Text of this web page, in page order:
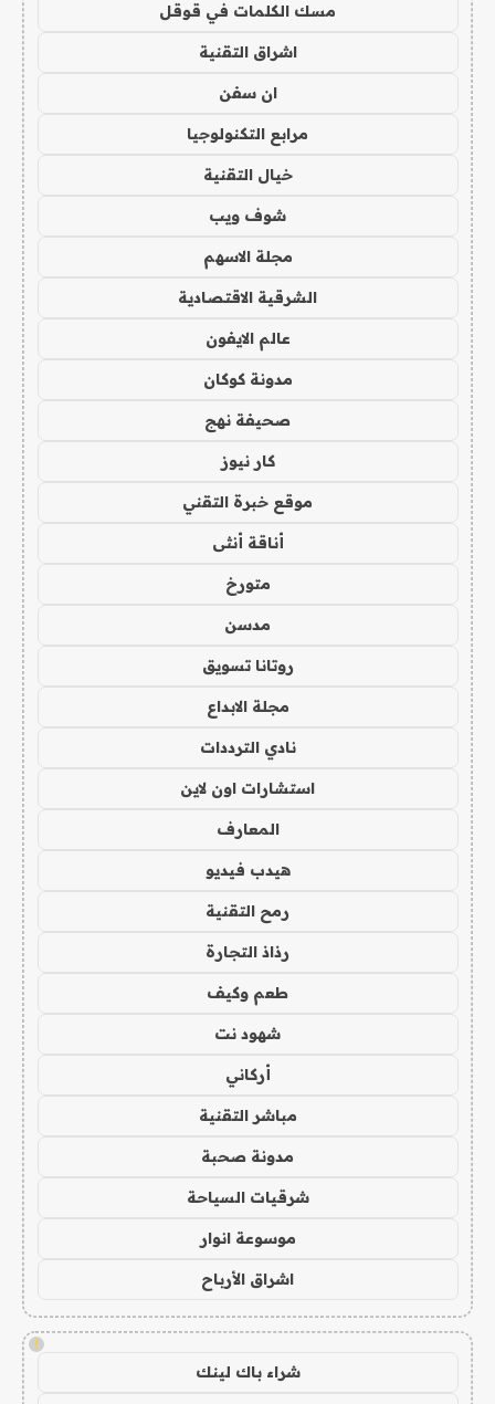
مسك الكلمات في قوقل
اشراق التقنية
ان سفن
مرابع التكنولوجيا
خيال التقنية
شوف ويب
مجلة الاسهم
الشرقية الاقتصادية
عالم الايفون
مدونة كوكان
صحيفة نهج
كار نيوز
موقع خبرة التقني
أناقة أنثى
متورخ
مدسن
روتانا تسويق
مجلة الابداع
نادي الترددات
استشارات اون لاين
المعارف
هيدب فيديو
رمح التقنية
رذاذ التجارة
طعم وكيف
شهود نت
أركاني
مباشر التقنية
مدونة صحبة
شرقيات السياحة
موسوعة انوار
اشراق الأرباح
!
شراء باك لينك